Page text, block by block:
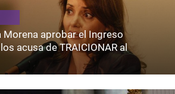
Morena aprobar el Ingreso
acusa de TRAICIONAR al